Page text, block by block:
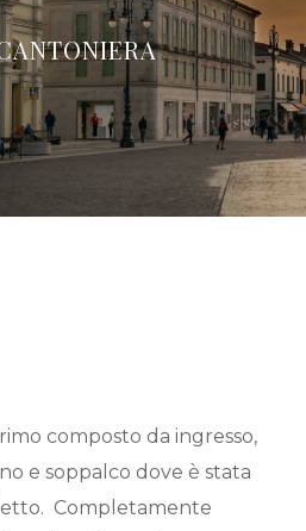
composto da ingresso,
e soppalco dove è stata
Completamente